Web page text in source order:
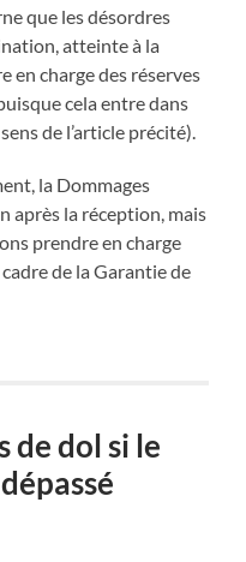
que les désordres
atteinte à la
en charge des réserves
cela entre dans
de l’article précité).
la Dommages
après la réception, mais
prendre en charge
de la Garantie de
de dol si le